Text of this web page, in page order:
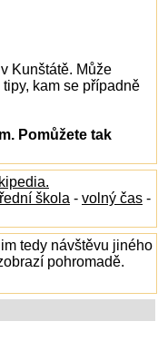
Kunštátě. Může
kam se případně
Pomůžete tak
škola - volný čas -
tedy návštěvu jiného
pohromadě.